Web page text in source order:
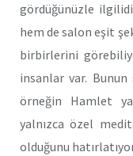
gördüğünüzle
hem de salon eşit
birbirlerini
insanlar var.
örneğin Hamlet
yalnızca özel
olduğunu